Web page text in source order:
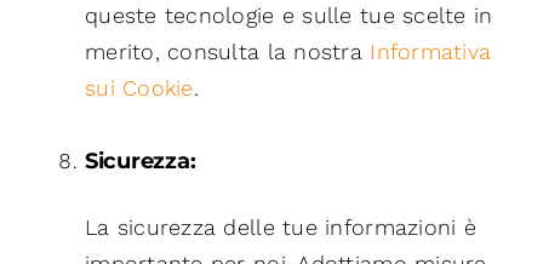
queste tecnologie e sulle tue scelte in
merito, consulta la nostra Informativa
sui Cookie.
Sicurezza:
La sicurezza delle tue informazioni è